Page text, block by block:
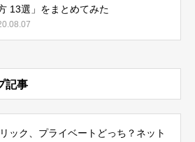
13選」をまとめてみた
記事
ック、プライベートどっち？ネット